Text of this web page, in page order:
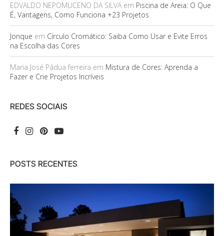
EDVALDO NEPOMUCENO DA SILVAem Piscina de Areia: O Que
É, Vantagens, Como Funciona +23 Projetos
Jonque em Círculo Cromático: Saiba Como Usar e Evite Erros
na Escolha das Cores
Maria José Pádua ferreira em Mistura de Cores: Aprenda a
Fazer e Crie Projetos Incríveis
REDES SOCIAIS
POSTS RECENTES